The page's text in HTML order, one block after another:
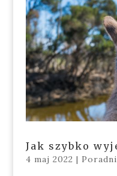
Jak szybko
4 maj 2022 |